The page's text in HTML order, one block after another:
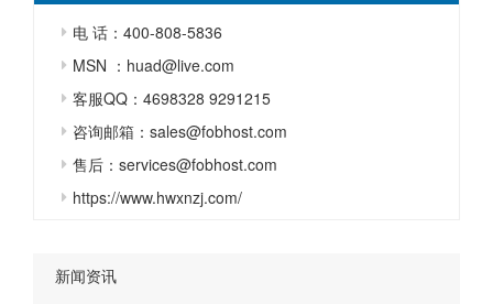
电 话：400-808-5836
MSN ：huad@live.com
客服QQ：4698328 9291215
咨询邮箱：sales@fobhost.com
售后：services@fobhost.com
https://www.hwxnzj.com/
新闻资讯